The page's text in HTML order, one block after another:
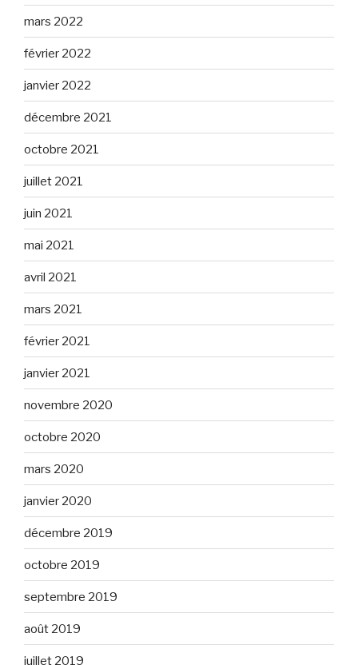
mars 2022
février 2022
janvier 2022
décembre 2021
octobre 2021
juillet 2021
juin 2021
mai 2021
avril 2021
mars 2021
février 2021
janvier 2021
novembre 2020
octobre 2020
mars 2020
janvier 2020
décembre 2019
octobre 2019
septembre 2019
août 2019
juillet 2019